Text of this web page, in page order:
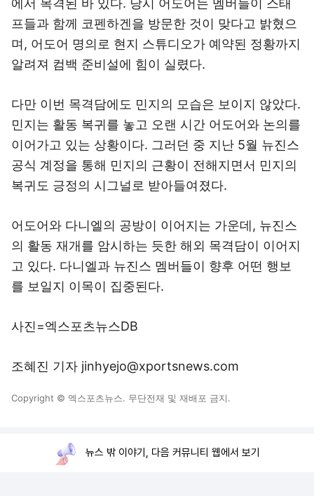
에서 목격된 바 있다. 당시 어도어는 멤버들이 스태
프들과 함께 코펜하겐을 방문한 것이 맞다고 밝혔으
며, 어도어 명의로 현지 스튜디오가 예약된 정황까지
알려져 컴백 준비설에 힘이 실렸다.
다만 이번 목격담에도 민지의 모습은 보이지 않았다.
민지는 활동 복귀를 놓고 오랜 시간 어도어와 논의를
이어가고 있는 상황이다. 그러던 중 지난 5월 뉴진스
공식 계정을 통해 민지의 근황이 전해지면서 민지의
복귀도 긍정의 시그널로 받아들여졌다.
어도어와 다니엘의 공방이 이어지는 가운데, 뉴진스
의 활동 재개를 암시하는 듯한 해외 목격담이 이어지
고 있다. 다니엘과 뉴진스 멤버들이 향후 어떤 행보
를 보일지 이목이 집중된다.
사진=엑스포츠뉴스DB
조혜진 기자 jinhyejo@xportsnews.com
Copyright © 엑스포츠뉴스. 무단전재 및 재배포 금지.
뉴스 밖 이야기, 다음 커뮤니티 웹에서 보기